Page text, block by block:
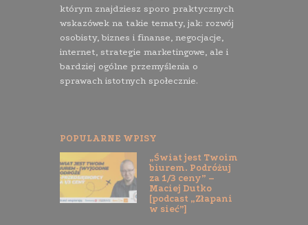
którym znajdziesz sporo praktycznych
wskazówek na takie tematy, jak: rozwój
osobisty, biznes i finanse, negocjacje,
internet, strategie marketingowe, ale i
bardziej ogólne przemyślenia o
sprawach istotnych społecznie.
POPULARNE WPISY
„Świat jest Twoim
biurem. Podróżuj
za 1/3 ceny” –
Maciej Dutko
[podcast „Złapani
w sieć”]